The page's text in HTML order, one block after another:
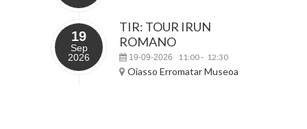
19
Sep
2026
TIR: TOUR IRUN
ROMANO
19-09-2026 11:00- 12:30
Oiasso Erromatar Museoa